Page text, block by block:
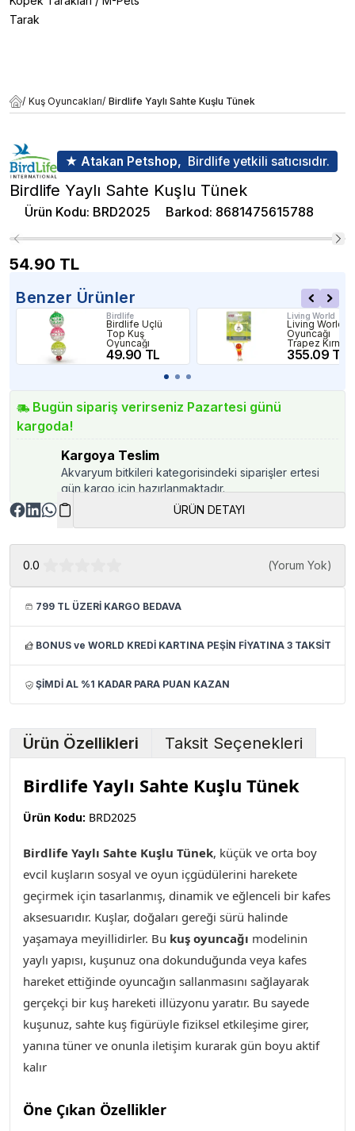
Tarak
/ Kuş Oyuncakları/ Birdlife Yaylı Sahte Kuşlu Tünek
★ Atakan Petshop, Birdlife yetkili satıcısıdır.
Birdlife Yaylı Sahte Kuşlu Tünek
Ürün Kodu: BRD2025 Barkod: 8681475615788
54.90 TL
Benzer Ürünler
Birdlife
Birdlife Üçlü
Top Kuş
Oyuncağı
49.90 TL
Living World
Living World
Oyuncağı
Trapez Kırmızı
355.09 TL
Bugün sipariş verirseniz Pazartesi günü
kargoda!
Kargoya Teslim
Akvaryum bitkileri kategorisindeki siparişler ertesi
gün kargo için hazırlanmaktadır.
ÜRÜN DETAYI
0.0 (Yorum Yok)
799 TL ÜZERİ KARGO BEDAVA
BONUS ve WORLD KREDİ KARTINA PEŞİN FİYATINA 3 TAKSİT
ŞİMDİ AL %1 KADAR PARA PUAN KAZAN
Ürün Özellikleri Taksit Seçenekleri
Birdlife Yaylı Sahte Kuşlu Tünek
Ürün Kodu: BRD2025
Birdlife Yaylı Sahte Kuşlu Tünek, küçük ve orta boy
evcil kuşların sosyal ve oyun içgüdülerini harekete
geçirmek için tasarlanmış, dinamik ve eğlenceli bir kafes
aksesuarıdır. Kuşlar, doğaları gereği sürü halinde
yaşamaya meyillidirler. Bu kuş oyuncağı modelinin
yaylı yapısı, kuşunuz ona dokunduğunda veya kafes
hareket ettiğinde oyuncağın sallanmasını sağlayarak
gerçekçi bir kuş hareketi illüzyonu yaratır. Bu sayede
kuşunuz, sahte kuş figürüyle fiziksel etkileşime girer,
yanına tüner ve onunla iletişim kurarak gün boyu aktif
kalır
Öne Çıkan Özellikler